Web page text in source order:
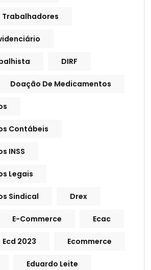
Trabalhadores
DIRF
Doação De Medicamentos
Contábeis
INSS
Legais
Sindical Drex
E-Commerce Ecac
Ecd 2023 Ecommerce
Eduardo Leite